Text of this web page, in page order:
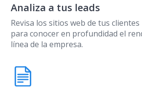
Analiza a tus leads
Revisa los sitios web de tus
para conocer en profundidad el
línea de la empresa.